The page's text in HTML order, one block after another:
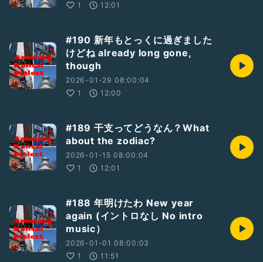
1
12:01
#190 新年もとっくに過ぎました
けどね already long gone,
though
2026-01-29 08:00:04
1
12:00
#189 干支ってどうなん？What
about the zodiac?
2026-01-15 08:00:04
1
12:01
#188 年明けたわ New year
again (イントロなし No intro
music）
2026-01-01 08:00:03
1
11:51